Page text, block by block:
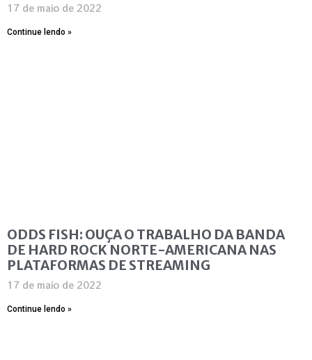
17 de maio de 2022
Continue lendo »
ODDS FISH: OUÇA O TRABALHO DA BANDA
DE HARD ROCK NORTE-AMERICANA NAS
PLATAFORMAS DE STREAMING
17 de maio de 2022
Continue lendo »